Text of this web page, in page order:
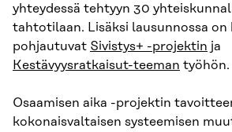
yhteydessä tehtyyn 30
tahtotilaan. Lisäksi lausunnossa
pohjautuvat Sivistys+ -projektin ja
Kestävyysratkaisut-teeman työhön.
Osaamisen aika -projektin
kokonaisvaltaisen systeemisen